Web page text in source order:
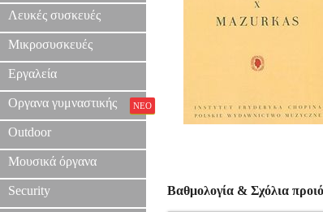
Λευκές συσκευές
Μικροσυσκευές
Εργαλεία
Οργανα γυμναστικής ΝΕΟ
Outdoor
Μουσικά όργανα
Security Βαθμολογία & Σχόλια